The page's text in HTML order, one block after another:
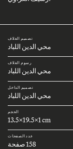
تصميم الغلاف
محي الدين اللباد
رسوم الغلاف
محي الدين اللباد
تصميم الداخل
محي الدين اللباد
الحجم
13.5x19.5x1 cm
عدد الصفحات
158 صفحة